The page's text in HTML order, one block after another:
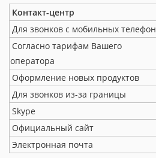
Контакт-центр
Для звонков с мобильных
Согласно тарифам Вашего
оператора
Оформление новых продуктов
Для звонков из-за границы
Skype
Официальный сайт
Электронная почта